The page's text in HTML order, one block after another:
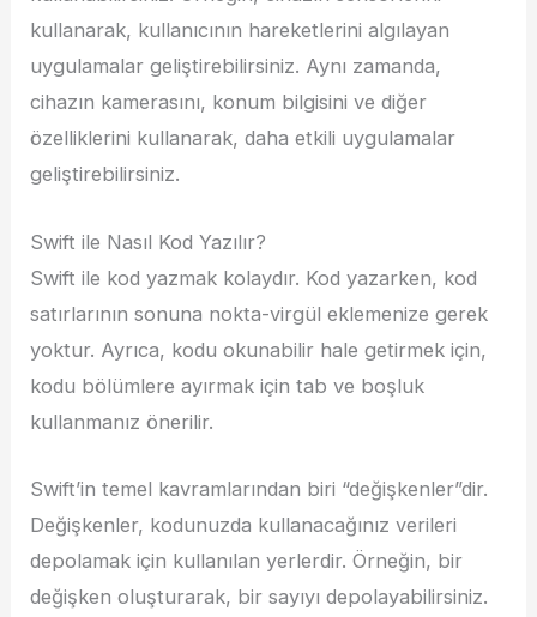
kullanarak, kullanıcının hareketlerini algılayan
uygulamalar geliştirebilirsiniz. Aynı zamanda,
cihazın kamerasını, konum bilgisini ve diğer
özelliklerini kullanarak, daha etkili uygulamalar
geliştirebilirsiniz.
Swift ile Nasıl Kod Yazılır?
Swift ile kod yazmak kolaydır. Kod yazarken, kod
satırlarının sonuna nokta-virgül eklemenize gerek
yoktur. Ayrıca, kodu okunabilir hale getirmek için,
kodu bölümlere ayırmak için tab ve boşluk
kullanmanız önerilir.
Swift’in temel kavramlarından biri “değişkenler”dir.
Değişkenler, kodunuzda kullanacağınız verileri
depolamak için kullanılan yerlerdir. Örneğin, bir
değişken oluşturarak, bir sayıyı depolayabilirsiniz.